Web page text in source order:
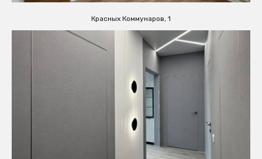
Красных Коммунаров, 1